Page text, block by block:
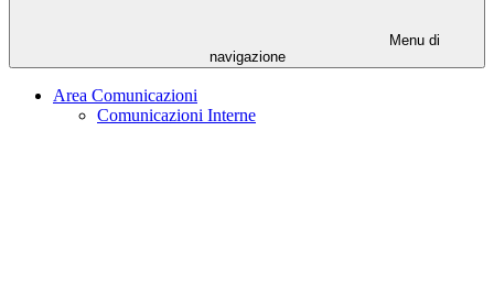
Menu di
navigazione
Area Comunicazioni
Comunicazioni Interne